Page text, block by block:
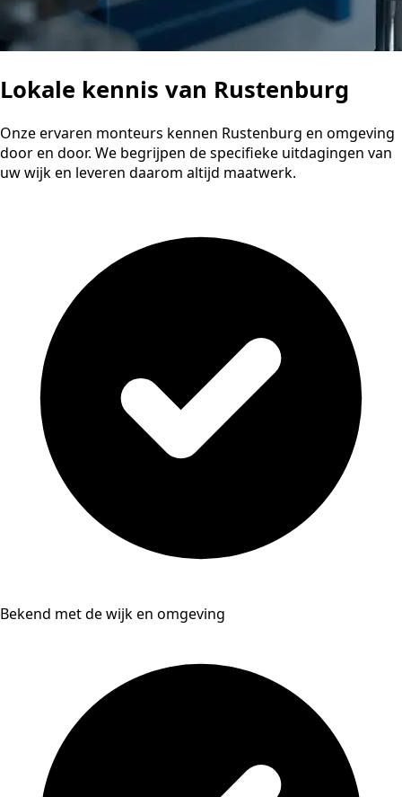
Lokale kennis van Rustenburg
Onze ervaren monteurs kennen Rustenburg en omgeving
door en door. We begrijpen de specifieke uitdagingen van
uw wijk en leveren daarom altijd maatwerk.
Bekend met de wijk en omgeving